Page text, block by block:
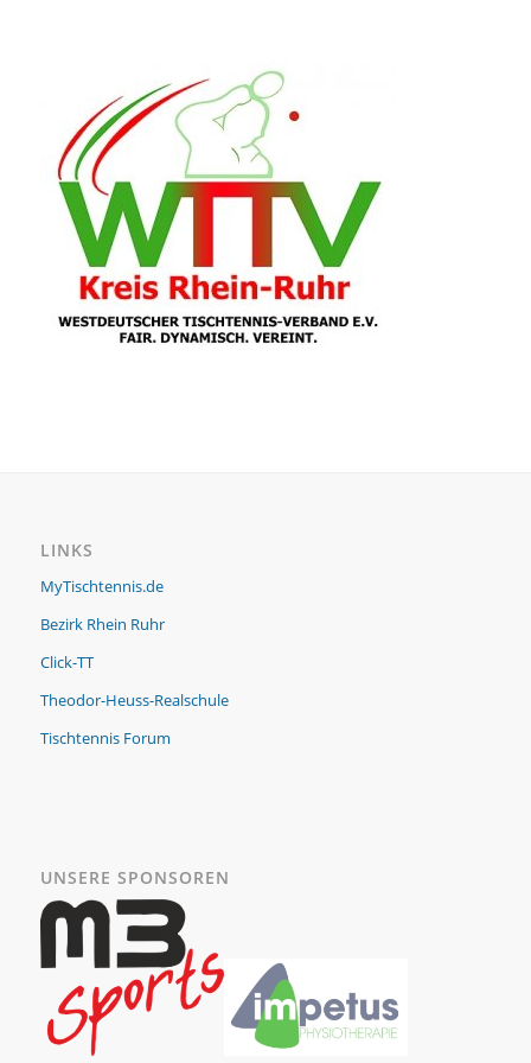
LINKS
MyTischtennis.de
Bezirk Rhein Ruhr
Click-TT
Theodor-Heuss-Realschule
Tischtennis Forum
UNSERE SPONSOREN